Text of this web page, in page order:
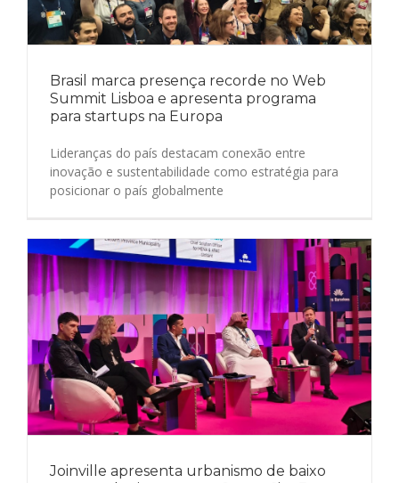
Brasil marca presença recorde no Web
Summit Lisboa e apresenta programa
para startups na Europa
Lideranças do país destacam conexão entre
inovação e sustentabilidade como estratégia para
posicionar o país globalmente
Joinville apresenta urbanismo de baixo